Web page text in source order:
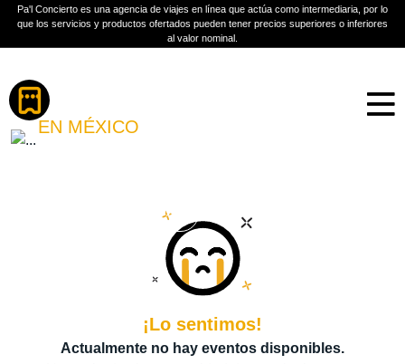
Pa'l Concierto es una agencia de viajes en línea que actúa como intermediaria, por lo
que los servicios y productos ofertados pueden tener precios superiores o inferiores
al valor nominal.
XIMENA SARIÑANA
EN MÉXICO
Más información
¡Lo sentimos!
Actualmente no hay eventos disponibles.